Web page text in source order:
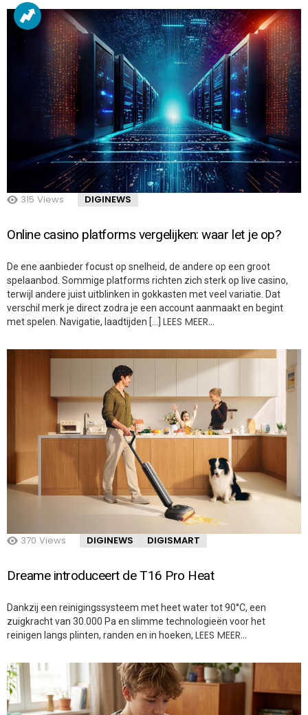
315 Views DIGINEWS
Online casino platforms vergelijken: waar let je op?
De ene aanbieder focust op snelheid, de andere op een groot
spelaanbod. Sommige platforms richten zich sterk op live casino,
terwijl andere juist uitblinken in gokkasten met veel variatie. Dat
verschil merk je direct zodra je een account aanmaakt en begint
met spelen. Navigatie, laadtijden […] LEES MEER…
370 Views DIGINEWS DIGISMART
Dreame introduceert de T16 Pro Heat
Dankzij een reinigingssysteem met heet water tot 90°C, een
zuigkracht van 30.000 Pa en slimme technologieën voor het
reinigen langs plinten, randen en in hoeken, LEES MEER…